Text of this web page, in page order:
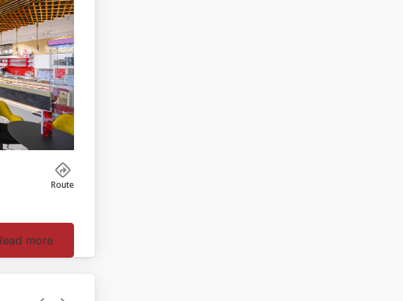
Route
more